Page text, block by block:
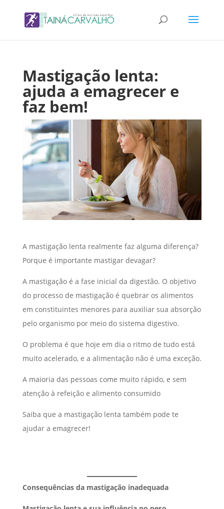
Mastigação lenta:
ajuda a emagrecer e
faz bem!
A mastigação lenta realmente faz alguma diferença?
Porque é importante mastigar devagar?
A mastigação é a fase inicial da digestão. O objetivo
do processo de mastigação é quebrar os alimentos
em constituintes menores para auxiliar sua absorção
pelo organismo por meio do sistema digestivo.
O problema é que hoje em dia o ritmo de tudo está
muito acelerado, e a alimentação não é uma exceção.
A maioria das pessoas come muito rápido, e sem
atenção à refeição e alimento consumido
Saiba que a mastigação lenta também pode te
ajudar a emagrecer!
Consequências da mastigação inadequada